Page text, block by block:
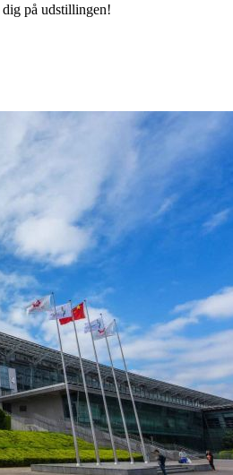
på udstillingen!